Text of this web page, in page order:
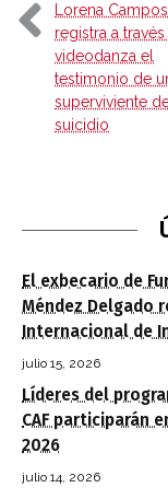
Lorena
registra a
videodanza el
testimonio de
superviviente
suicidio
El exbecario de
Méndez Delgado
Internacional de
julio 15, 2026
Líderes del
CAF participarán
2026
julio 14, 2026